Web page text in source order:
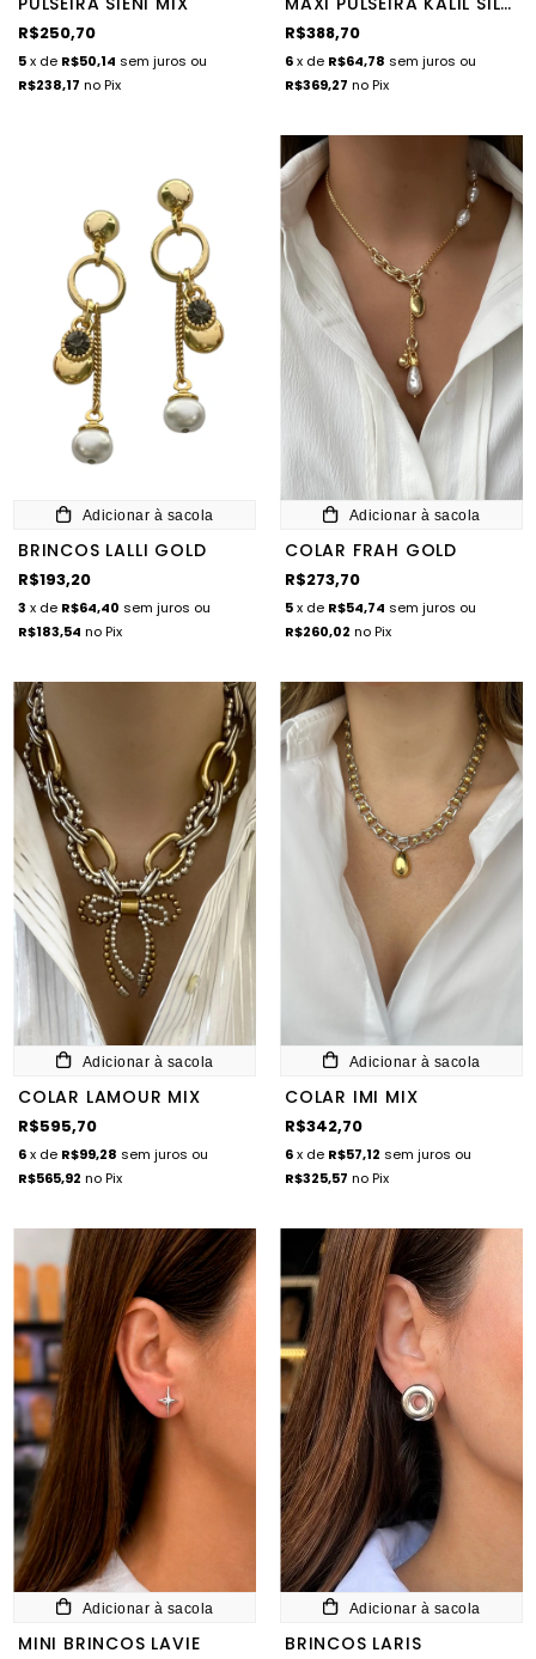
R$250,70
5x de R$50,14 sem juros ou
R$238,17 no Pix
R$388,70
6x de R$64,78 sem juros ou
R$369,27 no Pix
Adicionar à sacola
BRINCOS LALLI GOLD
R$193,20
3 x de R$64,40 sem juros ou
R$183,54 no Pix
Adicionar à sacola
COLAR FRAH GOLD
R$273,70
5x de R$54,74 sem juros ou
R$260,02 no Pix
Adicionar à sacola
COLAR LAMOUR MIX
R$595,70
6x de R$99,28 sem juros ou
R$565,92 no Pix
Adicionar à sacola
COLAR IMI MIX
R$342,70
6x de R$57,12 sem juros ou
R$325,57 no Pix
Adicionar à sacola
MINI BRINCOS LAVIE
Adicionar à sacola
BRINCOS LARIS